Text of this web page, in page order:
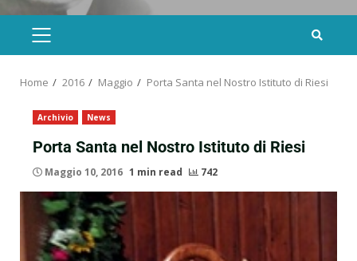
Home 2016 Maggio Porta Santa nel Nostro Istituto di Riesi
Archivio News
Porta Santa nel Nostro Istituto di Riesi
Maggio 10, 2016 1 min read 742